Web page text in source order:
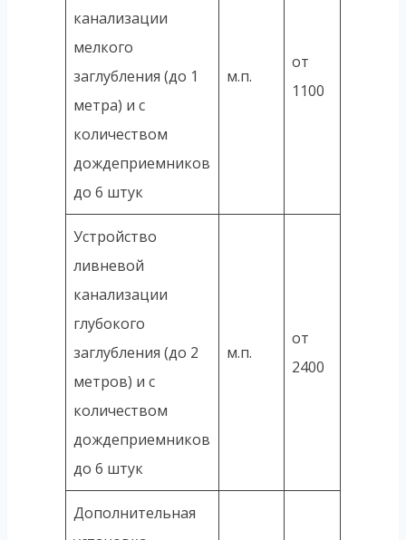
канализации
мелкого
заглубления (до 1
метра) и с
количеством
дождеприемников
до 6 штук
м.п.
от
1100
Устройство
ливневой
канализации
глубокого
заглубления (до 2
метров) и с
количеством
дождеприемников
до 6 штук
м.п.
от
2400
Дополнительная